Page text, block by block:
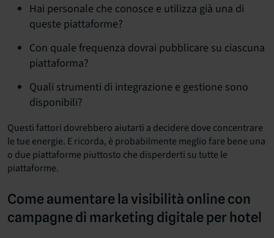
Hai personale che conosce e utilizza già una di
queste piattaforme?
Con quale frequenza dovrai pubblicare su ciascuna
piattaforma?
Quali strumenti di integrazione e gestione sono
disponibili?
Questi fattori dovrebbero aiutarti a decidere dove concentrare
le tue energie. E ricorda, è probabilmente meglio fare bene una
o due piattaforme piuttosto che disperderti su tutte le
piattaforme.
Come aumentare la visibilità online con
campagne di marketing digitale per hotel